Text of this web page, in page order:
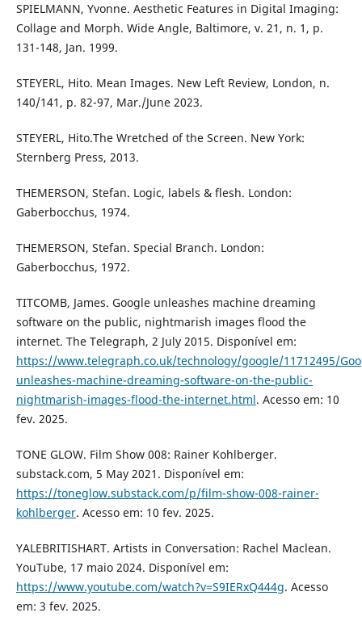
SPIELMANN, Yvonne. Aesthetic Features in Digital Imaging:
Collage and Morph. Wide Angle, Baltimore, v. 21, n. 1, p.
131-148, Jan. 1999.
STEYERL, Hito. Mean Images. New Left Review, London, n.
140/141, p. 82-97, Mar./June 2023.
STEYERL, Hito.The Wretched of the Screen. New York:
Sternberg Press, 2013.
THEMERSON, Stefan. Logic, labels & flesh. London:
Gaberbocchus, 1974.
THEMERSON, Stefan. Special Branch. London:
Gaberbocchus, 1972.
TITCOMB, James. Google unleashes machine dreaming
software on the public, nightmarish images flood the
internet. The Telegraph, 2 July 2015. Disponível em:
https://www.telegraph.co.uk/technology/google/11712495/
unleashes-machine-dreaming-software-on-the-public-
nightmarish-images-flood-the-internet.html. Acesso em: 10
fev. 2025.
TONE GLOW. Film Show 008: Rainer Kohlberger.
substack.com, 5 May 2021. Disponível em:
https://toneglow.substack.com/p/film-show-008-rainer-
kohlberger. Acesso em: 10 fev. 2025.
YALEBRITISHART. Artists in Conversation: Rachel Maclean.
YouTube, 17 maio 2024. Disponível em:
https://www.youtube.com/watch?v=S9IERxQ444g. Acesso
em: 3 fev. 2025.